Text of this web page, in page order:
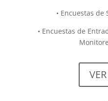
• Encuestas de
• Encuestas de